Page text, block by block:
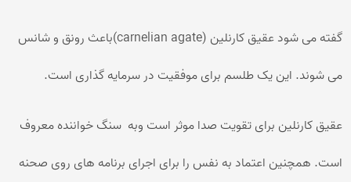
گفته می شود عقیق کارنلین (carnelian agate)باعث رونق و شانس
می شوند. این یک طلسم برای موفقیت در سرمایه گذاری است.
عقیق کارنلین برای تقویت صدا موثر است وبه سنگ خواننده معروف
است. همچنین اعتماد به نفس را برای اجرای برنامه های روی صحنه